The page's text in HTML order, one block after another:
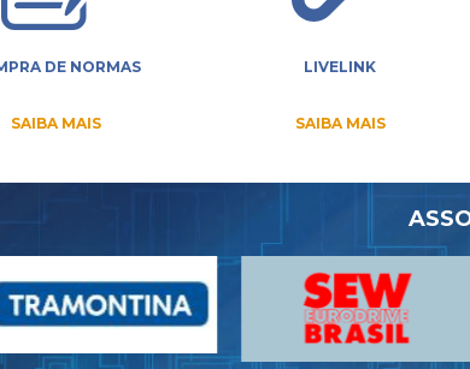
DE NORMAS
SAIBA MAIS
LIVELINK
SAIBA MAIS